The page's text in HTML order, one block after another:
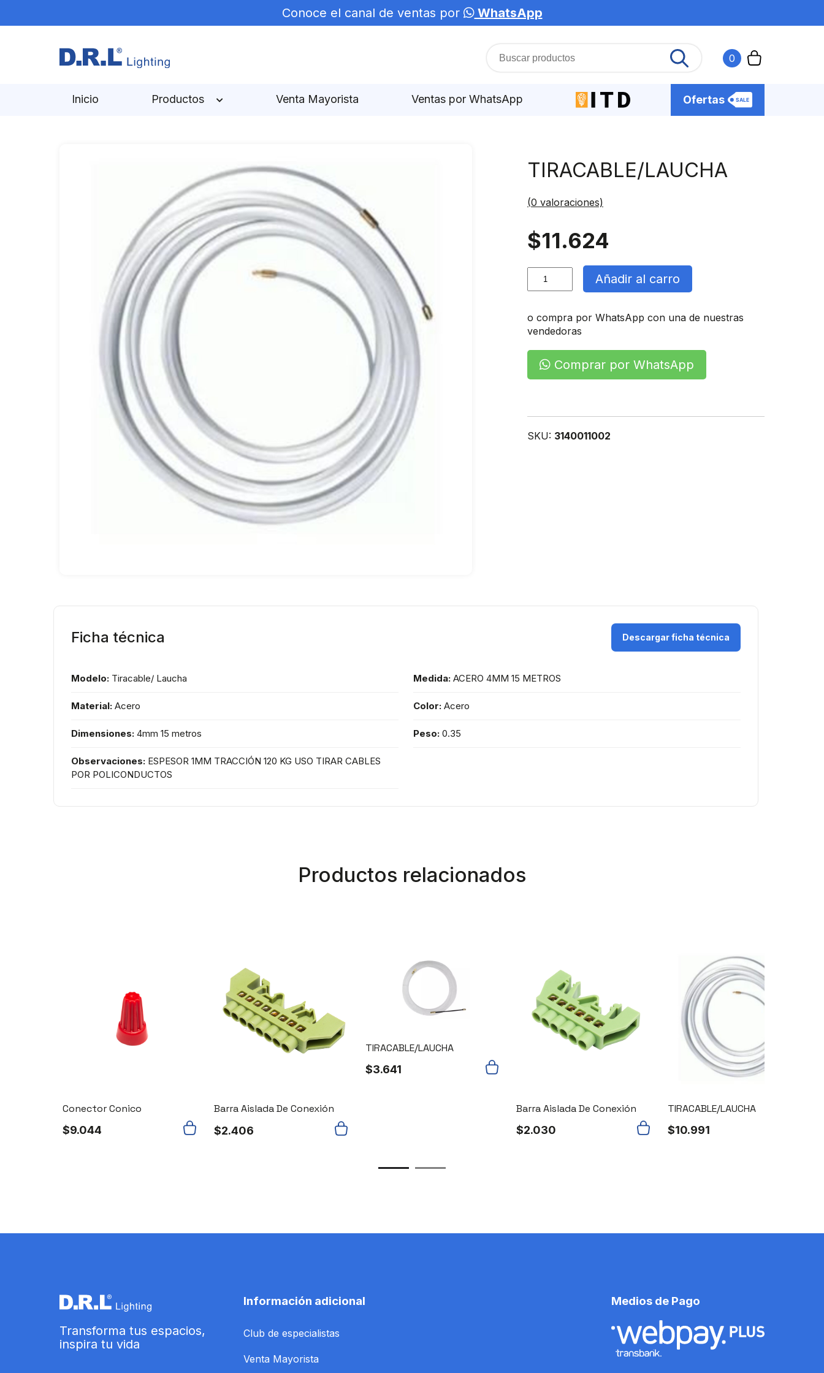
Conoce el canal de ventas por WhatsApp
0
Inicio Productos Venta Mayorista Ventas por WhatsApp Ofertas
TIRACABLE/LAUCHA
(0 valoraciones)
$11.624
TIRACABLE/LAUCHAAñadir al carro
o compra por WhatsApp con una de nuestras
vendedoras
Comprar por WhatsApp
SKU: 3140011002
Ficha técnica Descargar ficha técnica
Modelo: Tiracable/ Laucha Medida: ACERO 4MM 15 METROS
Material: Acero Color: Acero
Dimensiones: 4mm 15 metros Peso: 0.35
Observaciones: ESPESOR 1MM TRACCIÓN 120 KG USO TIRAR CABLES
POR POLICONDUCTOS
Productos relacionados
Conector Conico
$9.044
Barra Aislada De Conexión
$2.406
TIRACABLE/LAUCHA
$3.641
Barra Aislada De Conexión
$2.030
TIRACABLE/LAUCHA
$10.991
Transforma tus espacios,
inspira tu vida
Información adicional
Club de especialistas
Venta Mayorista
Medios de Pago